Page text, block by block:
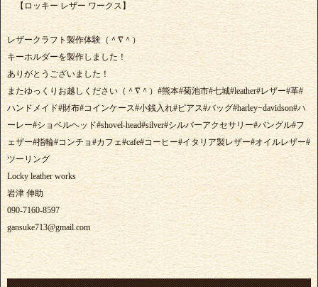
【ロッキー レザー ワークス】
レザークラフト製作体験（＾∇＾）
キーホルダーを製作しました！
ありがとうございました！
またゆっくりお越しください（＾∇＾）#熊本#菊池市#七城#leather#レザー#革#
ハンドメイド#財布#コインケース#小銭入れ#ピアス#バッグ#harley−davidson#ハ
ーレー#ショベルヘッド#shovel-head#silver#シルバーアクセサリー#バングル#フ
ェザー#指輪#コンチョ#カフェ#cafe#コーヒー#イタリア製レザー#オイルレザー#
ツーリング
Locky leather works
岩津 伸助
090-7160-8597
gansuke713@gmail.com